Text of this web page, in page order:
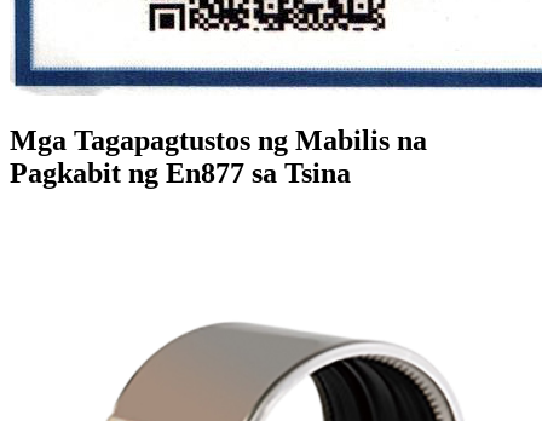
Mga Tagapagtustos ng Mabilis na
Pagkabit ng En877 sa Tsina